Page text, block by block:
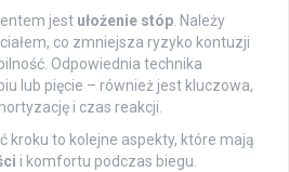
jest ułożenie stóp . Należy
co zmniejsza ryzyko kontuzji
Odpowiednia technika
lub pięcie – również jest kluczowa,
i czas reakcji.
kroku to kolejne aspekty, które mają
i komfortu podczas biegu.